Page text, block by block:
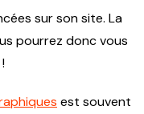
sur son site. La
pourrez donc vous
est souvent